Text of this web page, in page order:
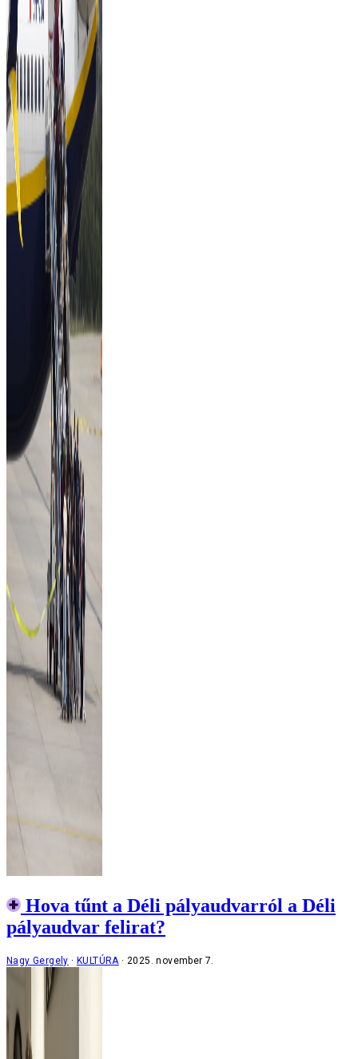
Hova tűnt a Déli pályaudvarról a Déli
pályaudvar felirat?
Nagy Gergely KULTÚRA 2025. november 7.